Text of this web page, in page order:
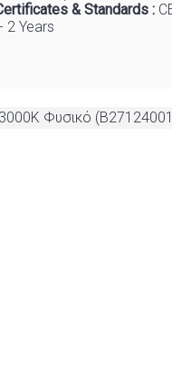
& Standards :
2 Years
Φυσικό